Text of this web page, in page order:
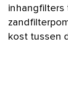
inhangfilters
kost tussen